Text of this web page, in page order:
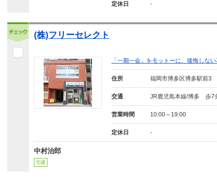
定休日 -
(株)フリーセレクト
「一期一会」をモットーに、後悔しな
住所 福岡市博多区博多駅前3
交通 JR鹿児島本線/博多 歩7
営業時間 10:00～19:00
定休日 -
中村治郎
宅建